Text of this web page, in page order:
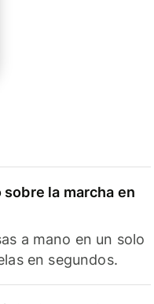
la marcha en
a mano en un solo
en segundos.